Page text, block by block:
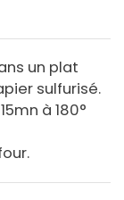
un plat
sulfurisé.
à 180°